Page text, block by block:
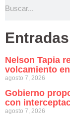
Nelson Tapia
volcamiento
agosto 7, 2026
Gobierno
con
agosto 7, 2026